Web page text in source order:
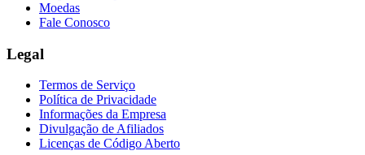
Moedas
Fale Conosco
Legal
Termos de Serviço
Política de Privacidade
Informações da Empresa
Divulgação de Afiliados
Licenças de Código Aberto